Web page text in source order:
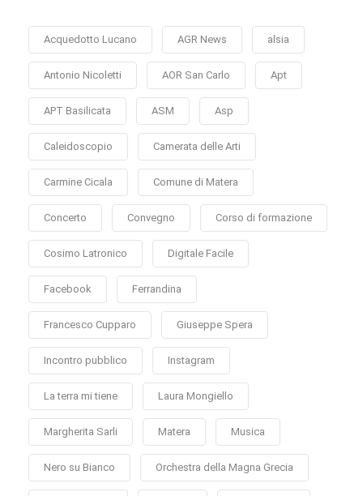
Acquedotto Lucano AGR News alsia
Antonio Nicoletti AOR San Carlo Apt
APT Basilicata ASM Asp
Caleidoscopio Camerata delle Arti
Carmine Cicala Comune di Matera
Concerto Convegno Corso di formazione
Cosimo Latronico Digitale Facile
Facebook Ferrandina
Francesco Cupparo Giuseppe Spera
Incontro pubblico Instagram
La terra mi tiene Laura Mongiello
Margherita Sarli Matera Musica
Nero su Bianco Orchestra della Magna Grecia